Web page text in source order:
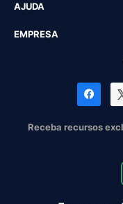
AJUDA
EMPRESA
Receba recursos